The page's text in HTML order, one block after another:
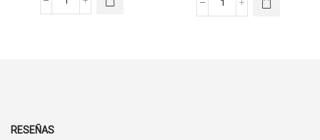
BABY
OPCIONES
REMERA
OPCIONES
RESEÑAS